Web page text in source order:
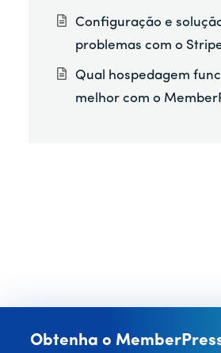
Configuração e
problemas com o
Qual hospedagem
melhor com o
Obtenha o